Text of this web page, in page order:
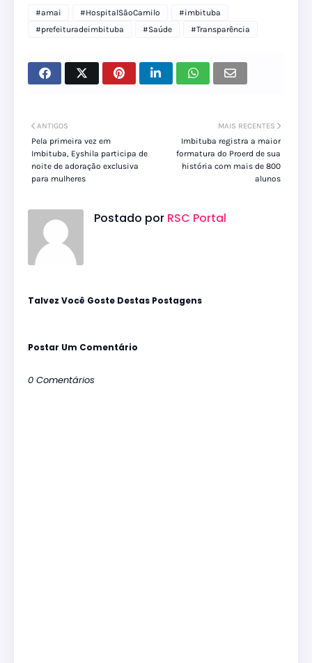
#amai #HospitalSãoCamilo
#imbituba
#prefeituradeimbituba
#Saúde #Transparência
MAIS RECENTES
Imbituba registra a maior
formatura do Proerd de sua
história com mais de 800
alunos
ANTIGOS
Pela primeira vez em
Imbituba, Eyshila participa de
noite de adoração exclusiva
para mulheres
Postado por RSC Portal
Talvez Você Goste Destas Postagens
Postar Um Comentário
0 Comentários